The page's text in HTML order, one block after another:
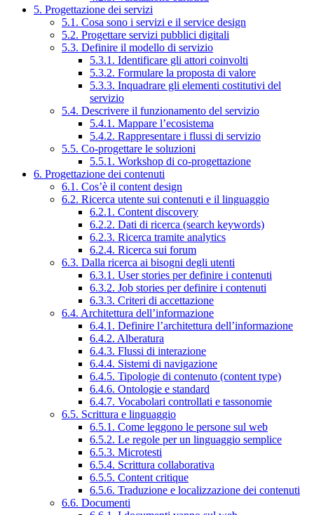
5. Progettazione dei servizi
5.1. Cosa sono i servizi e il service design
5.2. Progettare servizi pubblici digitali
5.3. Definire il modello di servizio
5.3.1. Identificare gli attori coinvolti
5.3.2. Formulare la proposta di valore
5.3.3. Inquadrare gli elementi costitutivi del
servizio
5.4. Descrivere il funzionamento del servizio
5.4.1. Mappare l’ecosistema
5.4.2. Rappresentare i flussi di servizio
5.5. Co-progettare le soluzioni
5.5.1. Workshop di co-progettazione
6. Progettazione dei contenuti
6.1. Cos’è il content design
6.2. Ricerca utente sui contenuti e il linguaggio
6.2.1. Content discovery
6.2.2. Dati di ricerca (search keywords)
6.2.3. Ricerca tramite analytics
6.2.4. Ricerca sui forum
6.3. Dalla ricerca ai bisogni degli utenti
6.3.1. User stories per definire i contenuti
6.3.2. Job stories per definire i contenuti
6.3.3. Criteri di accettazione
6.4. Architettura dell’informazione
6.4.1. Definire l’architettura dell’informazione
6.4.2. Alberatura
6.4.3. Flussi di interazione
6.4.4. Sistemi di navigazione
6.4.5. Tipologie di contenuto (content type)
6.4.6. Ontologie e standard
6.4.7. Vocabolari controllati e tassonomie
6.5. Scrittura e linguaggio
6.5.1. Come leggono le persone sul web
6.5.2. Le regole per un linguaggio semplice
6.5.3. Microtesti
6.5.4. Scrittura collaborativa
6.5.5. Content critique
6.5.6. Traduzione e localizzazione dei contenuti
6.6. Documenti